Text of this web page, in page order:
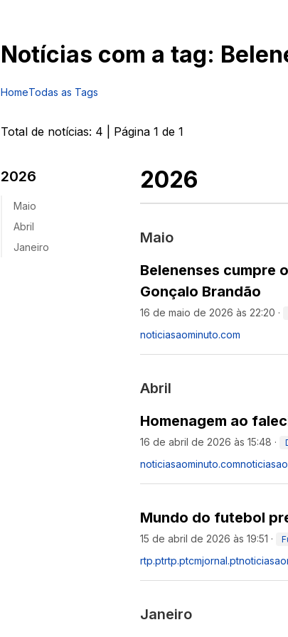
Notícias com a tag:
HomeTodas as Tags
Total de notícias: 4 | Página 1 de 1
2026
Maio
Abril
Janeiro
2026
Maio
Belenenses cumpre
Gonçalo Brandão
16 de maio de 2026 às 22:20 ·
noticiasaominuto.com
Abril
Homenagem ao
16 de abril de 2026 às 15:48 ·
noticiasaominuto.com
Mundo do futebol
15 de abril de 2026 às 19:51 ·
rtp.ptrtp.ptcmjornal.pt
Janeiro